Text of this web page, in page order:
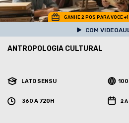
GANHE 2 POS PARA VOCE
COM
ANTROPOLOGIA CULTURAL
LATO SENSU
360 A 720H 2 A